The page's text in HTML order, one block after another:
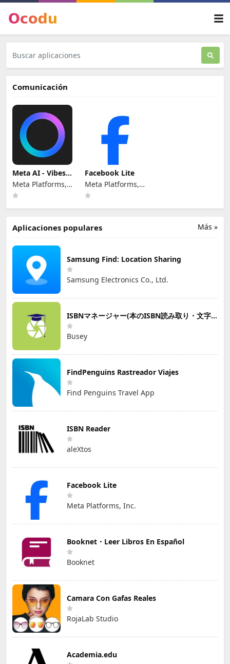
Comunicación
Meta AI - Vibes
& AI Glasses
Meta Platforms,
Inc.
Facebook Lite
Meta Platforms,
Inc.
Más »
Aplicaciones populares
Samsung Find: Location Sharing
Samsung Electronics Co., Ltd.
ISBNマネージャー(本のISBN読み取り・文字認識)
Busey
FindPenguins Rastreador Viajes
Find Penguins Travel App
ISBN Reader
aleXtos
Facebook Lite
Meta Platforms, Inc.
Booknet・Leer Libros En Español
Booknet
Camara Con Gafas Reales
RojaLab Studio
Academia.edu